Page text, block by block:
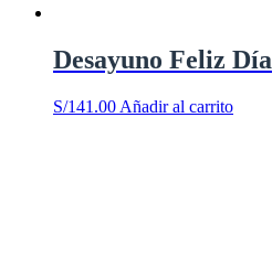
Desayuno Feliz Día
S/141.00 Añadir al carrito